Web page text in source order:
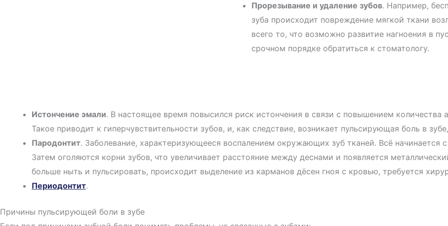
Прорезывание и удаление зубов. Например,
зуба происходит повреждение мягкой ткани
всего то, что возможно развитие нагноения в
срочном порядке обратиться к стоматологу.
Истончение эмали. В настоящее время повысился риск истончения в связи с повышением количества
Такое приводит к гиперчувствительности зубов, и, как следствие, возникает пульсирующая боль в
Пародонтит. Заболевание, характеризующееся воспалением окружающих зуб тканей. Всё начинается
Затем оголяются корни зубов, что увеличивает расстояние между деснами и появляется
больше ныть и пульсировать, происходит выделение из карманов дёсен гноя с кровью, требуется
Периодонтит.
Причины пульсирующей боли в зубе